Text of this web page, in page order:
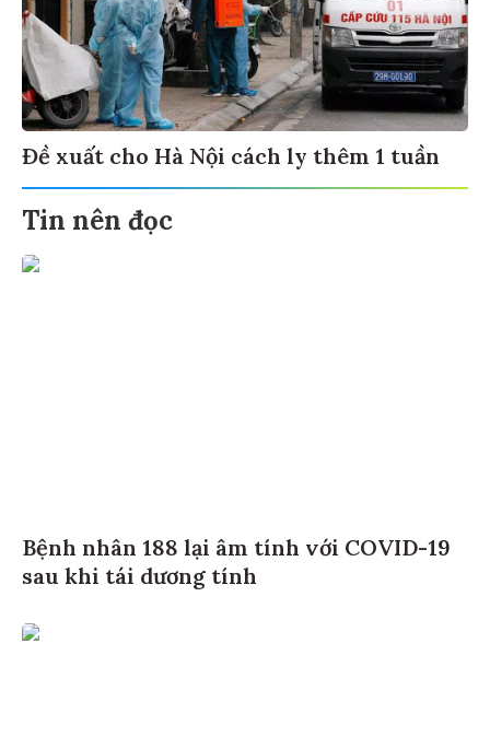
Đề xuất cho Hà Nội cách ly thêm 1 tuần
Tin nên đọc
Bệnh nhân 188 lại âm tính với COVID-19
sau khi tái dương tính